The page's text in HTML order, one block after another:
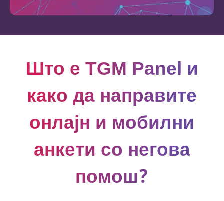
Што е TGM Panel и
како да направите
онлајн и мобилни
анкети со негова
помош?